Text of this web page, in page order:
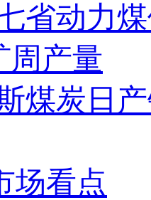
省动力
周产量
煤炭日
场看点